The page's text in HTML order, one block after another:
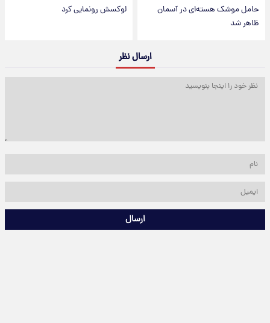
حامل موشک هسته‌ای در آسمان
ظاهر شد
لوکسش رونمایی کرد
ارسال نظر
ارسال